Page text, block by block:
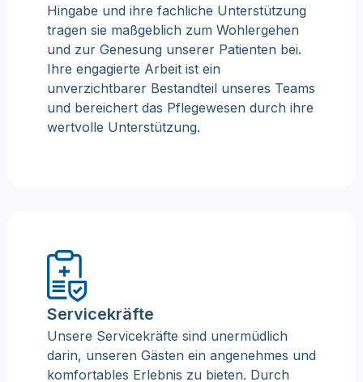
Hingabe und ihre fachliche Unterstützung
tragen sie maßgeblich zum Wohlergehen
und zur Genesung unserer Patienten bei.
Ihre engagierte Arbeit ist ein
unverzichtbarer Bestandteil unseres Teams
und bereichert das Pflegewesen durch ihre
wertvolle Unterstützung.
Servicekräfte
Unsere Servicekräfte sind unermüdlich
darin, unseren Gästen ein angenehmes und
komfortables Erlebnis zu bieten. Durch